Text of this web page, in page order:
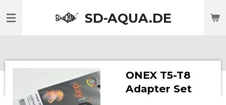
Hauptinhalt
SD-AQUA.DE
ONEX T5-T8
Adapter Set